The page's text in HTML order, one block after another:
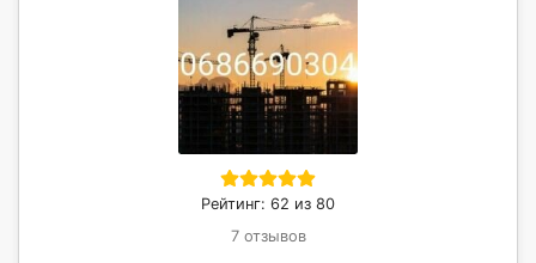
Рейтинг: 62 из 80
7 отзывов